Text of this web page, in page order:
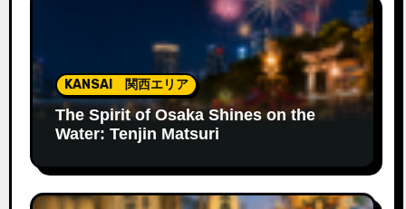
KANSAI 関西エリア
The Spirit of Osaka Shines on the
Water: Tenjin Matsuri